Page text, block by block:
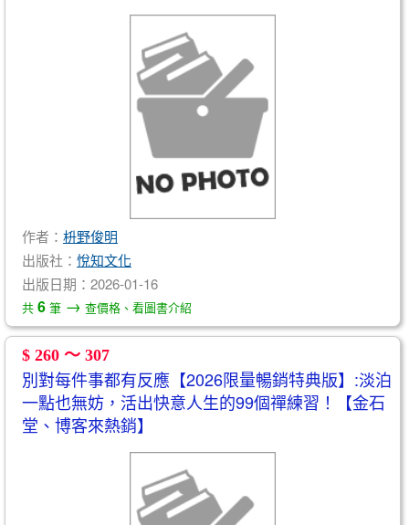
作者： 枡野俊明
出版社： 悅知文化
出版日期：2026-01-16
共 6 筆 → 查價格、看圖書介紹
$ 260 ～ 307
別對每件事都有反應【2026限量暢銷特典版】:淡泊
一點也無妨，活出快意人生的99個禪練習！【金石
堂、博客來熱銷】